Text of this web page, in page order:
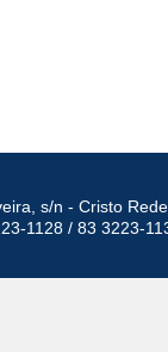
s/n - Cristo
1128 / 83 3223-